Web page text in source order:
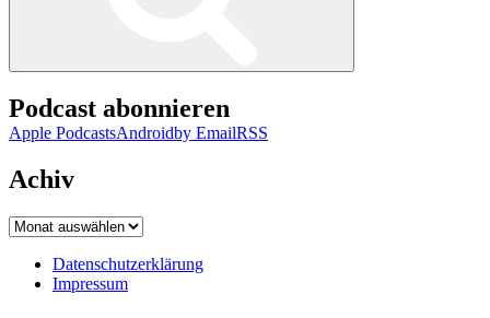
Podcast abonnieren
Apple PodcastsAndroidby EmailRSS
Achiv
Achiv
Datenschutzerklärung
Impressum